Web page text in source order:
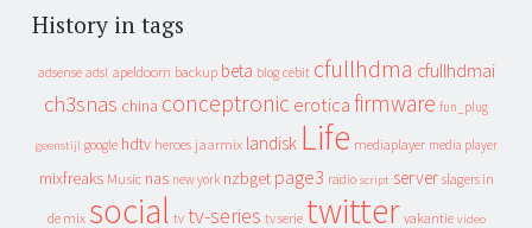
History in tags
adsense adsl apeldoorn backup beta blog cebit cfullhdma cfullhdmai
ch3snas china conceptronic erotica firmware fun_plug
geenstijl google hdtv heroes jaarmix landisk Life mediaplayer media player
mixfreaks Music nas new york nzbget page3 radio script server slagers in
de mix social tv tv-series tv serie twitter vakantie video